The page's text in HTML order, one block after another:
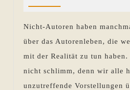
Pohlen
Nicht-Autoren haben
über das Autorenleben, die
mit der Realität zu tun haben.
nicht schlimm, denn wir alle
unzutreffende Vorstellungen